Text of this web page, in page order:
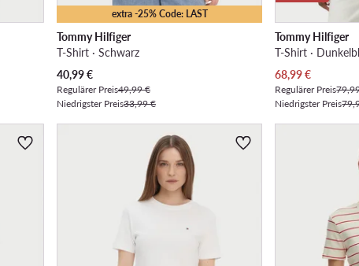
extra -25% Code: LAST
Tommy Hilfiger
T-Shirt · Schwarz
Aktueller Preis
40,99€
Regulärer Preis49,99 €
Niedrigster Preis33,99 €
Tommy Hilfiger
T-Shirt ·
Aktueller Preis
68,99€
Regulärer Preis
Niedrigster Preis